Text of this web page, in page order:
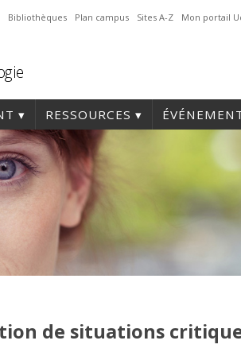
Bibliothèques Plan campus Sites A-Z Mon portail
RESSOURCES
de situations